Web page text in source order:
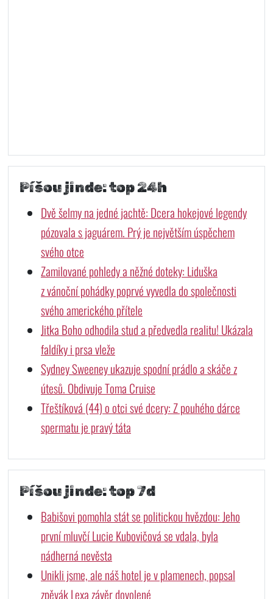
Píšou jinde: top 24h
Dvě šelmy na jedné jachtě: Dcera hokejové legendy
pózovala s jaguárem. Prý je největším úspěchem
svého otce
Zamilované pohledy a něžné doteky: Liduška
z vánoční pohádky poprvé vyvedla do společnosti
svého amerického přítele
Jitka Boho odhodila stud a předvedla realitu! Ukázala
faldíky i prsa vleže
Sydney Sweeney ukazuje spodní prádlo a skáče z
útesů. Obdivuje Toma Cruise
Třeštíková (44) o otci své dcery: Z pouhého dárce
spermatu je pravý táta
Píšou jinde: top 7d
Babišovi pomohla stát se politickou hvězdou: Jeho
první mluvčí Lucie Kubovičová se vdala, byla
nádherná nevěsta
Unikli jsme, ale náš hotel je v plamenech, popsal
zpěvák Lexa závěr dovolené